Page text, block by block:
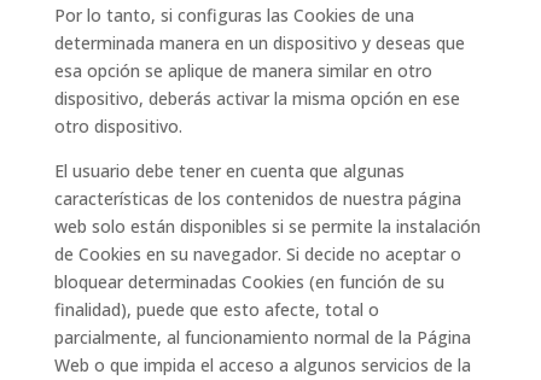
Por lo tanto, si configuras las Cookies de una
determinada manera en un dispositivo y deseas que
esa opción se aplique de manera similar en otro
dispositivo, deberás activar la misma opción en ese
otro dispositivo.
El usuario debe tener en cuenta que algunas
características de los contenidos de nuestra página
web solo están disponibles si se permite la instalación
de Cookies en su navegador. Si decide no aceptar o
bloquear determinadas Cookies (en función de su
finalidad), puede que esto afecte, total o
parcialmente, al funcionamiento normal de la Página
Web o que impida el acceso a algunos servicios de la